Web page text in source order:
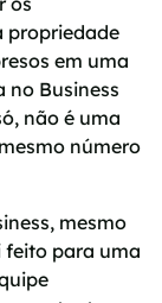
propriedade
em uma
no Business
não é uma
número
mesmo
feito para uma